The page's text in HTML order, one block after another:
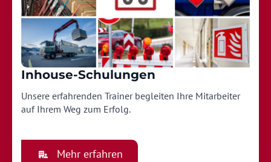
Inhouse-Schulungen
Unsere erfahrenden Trainer begleiten Ihre Mitarbeiter
auf Ihrem Weg zum Erfolg.
Mehr erfahren